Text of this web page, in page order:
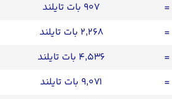
=
۹۰۷ بات تایلند
=
۲,۲۶۸ بات تایلند
=
۴,۵۳۶ بات تایلند
=
۹,۰۷۱ بات تایلند